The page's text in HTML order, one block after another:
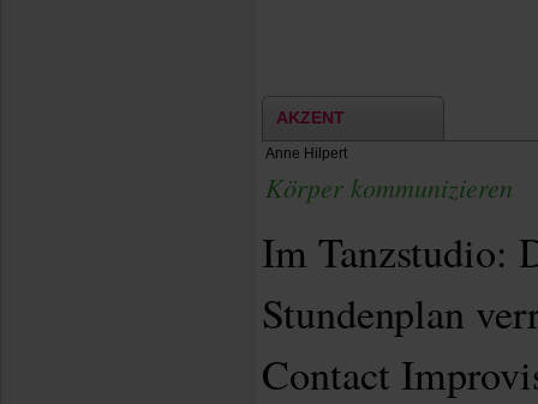
AKZENT
Anne Hilpert
Körper kommunizieren
Im Tanzstudio:
Stundenplan
Contact